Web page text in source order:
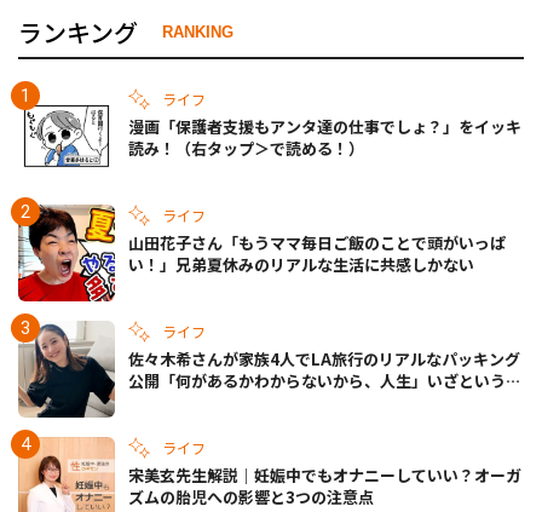
ランキング RANKING
ライフ
漫画「保護者支援もアンタ達の仕事でしょ？」をイッキ
読み！（右タップ＞で読める！）
ライフ
山田花子さん「もうママ毎日ご飯のことで頭がいっぱ
い！」兄弟夏休みのリアルな生活に共感しかない
ライフ
佐々木希さんが家族4人でLA旅行のリアルなパッキング
公開「何があるかわからないから、人生」いざというと
ライフ
宋美玄先生解説｜妊娠中でもオナニーしていい？オーガ
ズムの胎児への影響と3つの注意点